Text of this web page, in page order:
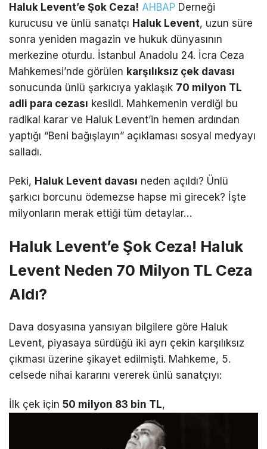
Haluk Levent’e Şok Ceza! AHBAP Derneği
kurucusu ve ünlü sanatçı Haluk Levent, uzun süre
sonra yeniden magazin ve hukuk dünyasının
merkezine oturdu. İstanbul Anadolu 24. İcra Ceza
Mahkemesi’nde görülen karşılıksız çek davası
sonucunda ünlü şarkıcıya yaklaşık 70 milyon TL
adli para cezası kesildi. Mahkemenin verdiği bu
radikal karar ve Haluk Levent’in hemen ardından
yaptığı “Beni bağışlayın” açıklaması sosyal medyayı
salladı.
Peki, Haluk Levent davası neden açıldı? Ünlü
şarkıcı borcunu ödemezse hapse mi girecek? İşte
milyonların merak ettiği tüm detaylar…
Haluk Levent’e Şok Ceza! Haluk
Levent Neden 70 Milyon TL Ceza
Aldı?
Dava dosyasına yansıyan bilgilere göre Haluk
Levent, piyasaya sürdüğü iki ayrı çekin karşılıksız
çıkması üzerine şikayet edilmişti. Mahkeme, 5.
celsede nihai kararını vererek ünlü sanatçıyı:
İlk çek için 50 milyon 83 bin TL,